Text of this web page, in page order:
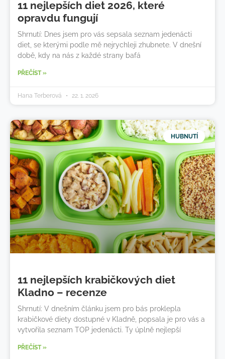
11 nejlepších diet 2026, které
opravdu fungují
Shrnutí: Dnes jsem pro vás sepsala seznam jedenácti
diet, se kterými podle mě nejrychleji zhubnete. V dnešní
době, kdy na nás z každé strany bafá
PŘEČÍST »
Hana Terberová 22. 1. 2026
HUBNUTÍ
11 nejlepších krabičkových diet
Kladno – recenze
Shrnutí: V dnešním článku jsem pro bás proklepla
krabičkové diety dostupné v Kladně, popsala je pro vás a
vytvořila seznam TOP jedenácti. Ty úplně nejlepší
PŘEČÍST »